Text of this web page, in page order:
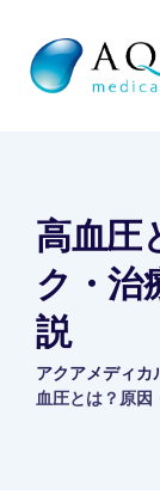
content
高血圧
ク・治
説
アクアメディカ
血圧とは？原